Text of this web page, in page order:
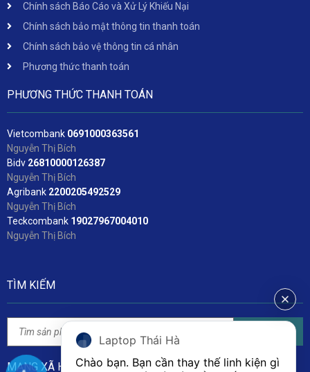
Chính sách Báo Cáo và Xử Lý Khiếu Nại
Chính sách bảo mật thông tin thanh toán
Chính sách bảo vệ thông tin cá nhân
Phương thức thanh toán
PHƯƠNG THỨC THANH TOÁN
Vietcombank 0691000363561
Nguyễn Thị Bích
Bidv 26810000126387
Nguyễn Thị Bích
Agribank 2200205492529
Nguyễn Thị Bích
Teckcombank 19027967004010
Nguyễn Thị Bích
TÌM KIẾM
MẠNG XÃ HỘI
Laptop Thái Hà
Chào bạn. Bạn cần thay thế linh kiện gì